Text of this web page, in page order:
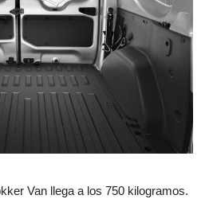
Van llega a los 750 kilogramos.